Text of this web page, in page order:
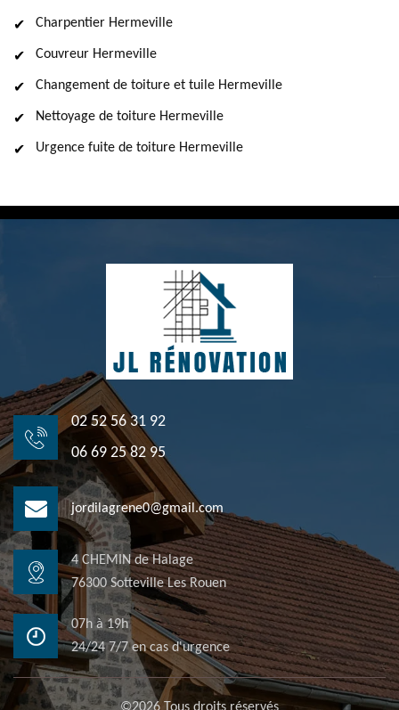
Charpentier Hermeville
Couvreur Hermeville
Changement de toiture et tuile Hermeville
Nettoyage de toiture Hermeville
Urgence fuite de toiture Hermeville
02 52 56 31 92
06 69 25 82 95
jordilagrene0@gmail.com
4 CHEMIN de Halage
76300 Sotteville Les Rouen
07h à 19h
24/24 7/7 en cas d'urgence